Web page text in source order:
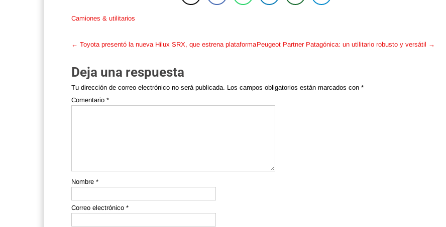
Camiones & utilitarios
Post
← Toyota presentó la nueva Hilux SRX, que estrena plataformaPeugeot Partner Patagónica: un utilitario robusto y versátil →
Deja una respuesta
Tu dirección de correo electrónico no será publicada. Los campos obligatorios están marcados con *
Comentario *
Nombre *
Correo electrónico *